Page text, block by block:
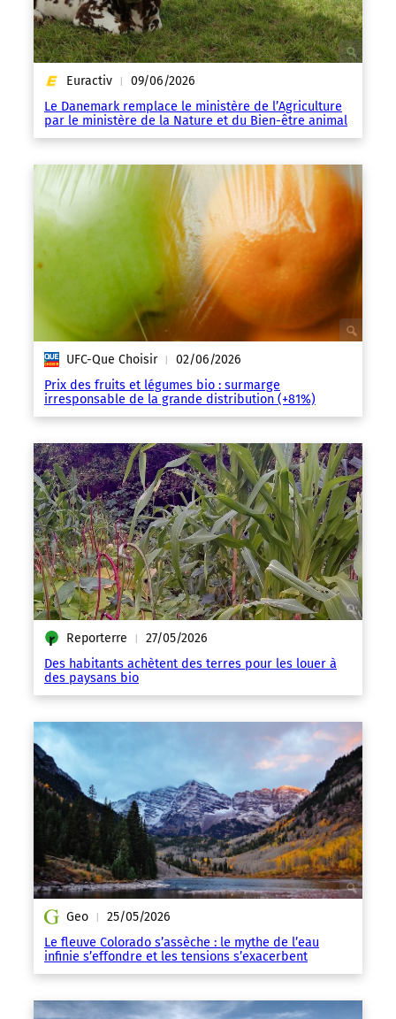
Euractiv | 09/06/2026
Le Danemark remplace le ministère de l’Agriculture
par le ministère de la Nature et du Bien-être animal
UFC-Que Choisir | 02/06/2026
Prix des fruits et légumes bio : surmarge
irresponsable de la grande distribution (+81%)
Reporterre | 27/05/2026
Des habitants achètent des terres pour les louer à
des paysans bio
Geo | 25/05/2026
Le fleuve Colorado s’assèche : le mythe de l’eau
infinie s’effondre et les tensions s’exacerbent